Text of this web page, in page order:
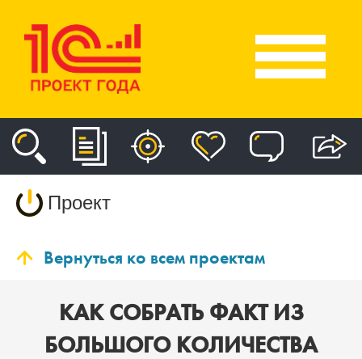
Проект
Вернуться ко всем проектам
КАК СОБРАТЬ ФАКТ ИЗ
БОЛЬШОГО КОЛИЧЕСТВА